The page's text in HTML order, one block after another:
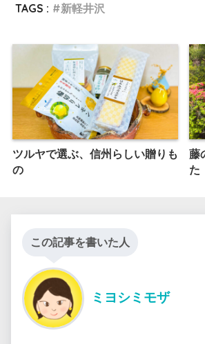
TAGS :
新軽井沢
ツルヤで選ぶ、信州らしい贈りも
の
藤
た
この記事を書いた人
ミヨシミモザ